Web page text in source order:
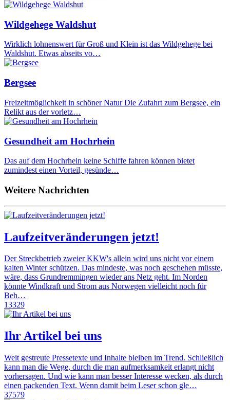
Wildgehege Waldshut
Wirklich lohnenswert für Groß und Klein ist das Wildgehege bei
Waldshut. Etwas abseits vo…
Bergsee
Freizeitmöglichkeit in schöner Natur Die Zufahrt zum Bergsee, ein
Relikt aus der vorletz…
Gesundheit am Hochrhein
Das auf dem Hochrhein keine Schiffe fahren können bietet
zumindest einen Vorteil, gesünde…
Weitere Nachrichten
Laufzeitveränderungen jetzt!
Der Streckbetrieb zweier KKW's allein wird uns nicht vor einem
kalten Winter schützen. Das mindeste, was noch geschehen müsste,
wäre, dass Grundremmingen wieder ans Netz geht. Im Norden
könnte Windkraft und Strom aus Norwegen vielleicht noch für
Beh…
13329
Ihr Artikel bei uns
Weit gestreute Pressetexte und Inhalte bleiben im Trend. Schließlich
kann man die Wege, durch die man aufmerksamkeit erlangt nicht
vorhersagen. Und wie kann man besser Interesse wecken, als durch
einen packenden Text. Wenn damit beim Leser schon gle…
37579